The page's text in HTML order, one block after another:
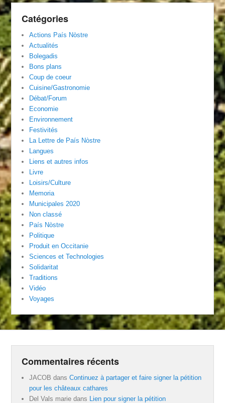
Catégories
Actions País Nòstre
Actualités
Bolegadis
Bons plans
Coup de coeur
Cuisine/Gastronomie
Débat/Forum
Economie
Environnement
Festivités
La Lettre de País Nòstre
Langues
Liens et autres infos
Livre
Loisirs/Culture
Memoria
Municipales 2020
Non classé
País Nòstre
Politique
Produit en Occitanie
Sciences et Technologies
Solidaritat
Traditions
Vidéo
Voyages
Commentaires récents
JACOB dansContinuez à partager et faire signer la pétition
pour les châteaux cathares
Del Vals marie dans Lien pour signer la pétition